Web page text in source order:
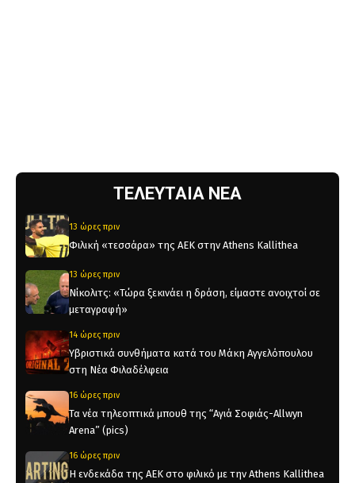
ΤΕΛΕΥΤΑΙΑ ΝΕΑ
13 ώρες πριν
Φιλική «τεσσάρα» της ΑΕΚ στην Athens Kallithea
13 ώρες πριν
Νίκολιτς: «Τώρα ξεκινάει η δράση, είμαστε ανοιχτοί σε
μεταγραφή»
14 ώρες πριν
Υβριστικά συνθήματα κατά του Μάκη Αγγελόπουλου
στη Νέα Φιλαδέλφεια
16 ώρες πριν
Τα νέα τηλεοπτικά μπουθ της “Αγιά Σοφιάς-Allwyn
Arena” (pics)
16 ώρες πριν
Η ενδεκάδα της ΑΕΚ στο φιλικό με την Athens Kallithea